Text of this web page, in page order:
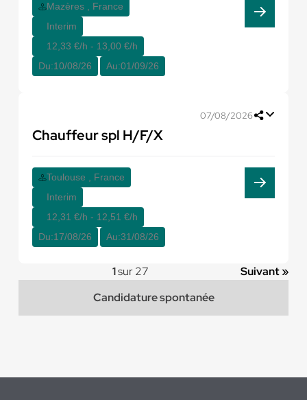
Mazères , France
Interim
12,33 €/h - 13,00 €/h
Du:10/08/26 Au:01/09/26
07/08/2026
Chauffeur spl H/F/X
Toulouse , France
Interim
12,31 €/h - 12,51 €/h
Du:17/08/26 Au:31/08/26
1sur 27
Suivant »
Candidature spontanée